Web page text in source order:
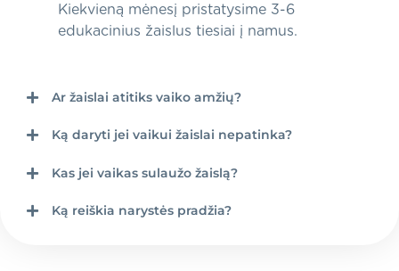
Kiekvieną mėnesį pristatysime 3-6
edukacinius žaislus tiesiai į namus.
Ar žaislai atitiks vaiko amžių?
Ką daryti jei vaikui žaislai nepatinka?
Kas jei vaikas sulaužo žaislą?
Ką reiškia narystės pradžia?